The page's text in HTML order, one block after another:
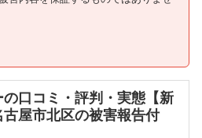
口コミ・評判・実態【新
屋市北区の被害報告付